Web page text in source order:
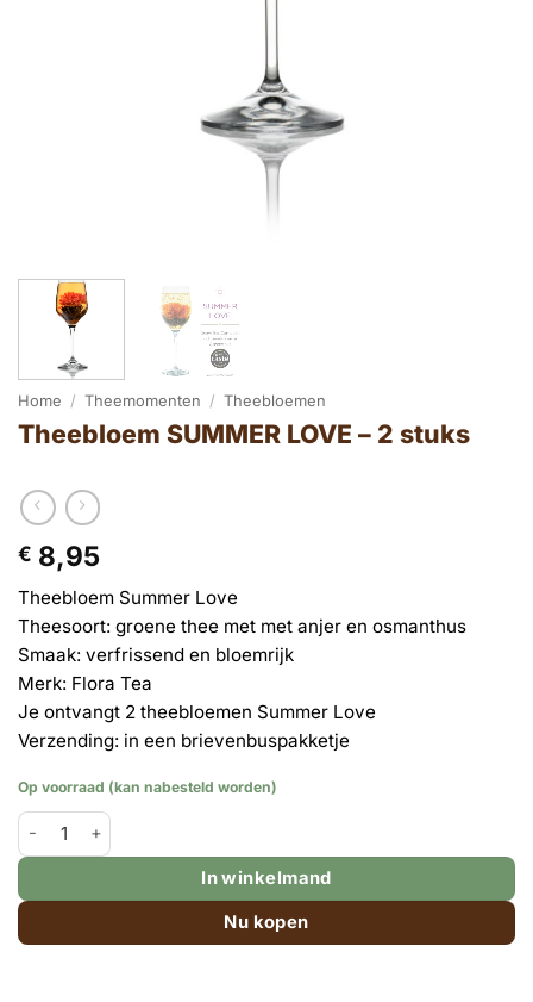
Home / Theemomenten / Theebloemen
Theebloem SUMMER LOVE – 2 stuks
€ 8,95
Theebloem Summer Love
Theesoort: groene thee met met anjer en osmanthus
Smaak: verfrissend en bloemrijk
Merk: Flora Tea
Je ontvangt 2 theebloemen Summer Love
Verzending: in een brievenbuspakketje
Op voorraad (kan nabesteld worden)
Theebloem SUMMER LOVE - 2 stuks aantal
In winkelmand
Nu kopen